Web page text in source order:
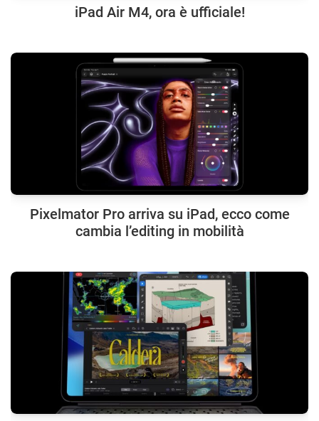
iPad Air M4, ora è ufficiale!
Pixelmator Pro arriva su iPad, ecco come
cambia l’editing in mobilità